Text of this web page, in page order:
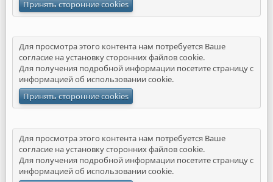
Принять сторонние cookies
Для просмотра этого контента нам потребуется Ваше
согласие на установку сторонних файлов cookie.
Для получения подробной информации посетите страницу с
информацией об использовании cookie.
Принять сторонние cookies
Для просмотра этого контента нам потребуется Ваше
согласие на установку сторонних файлов cookie.
Для получения подробной информации посетите страницу с
информацией об использовании cookie.